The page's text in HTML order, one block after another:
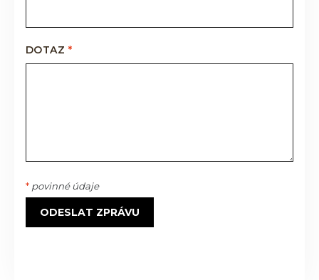
DOTAZ *
* povinné údaje
ODESLAT ZPRÁVU